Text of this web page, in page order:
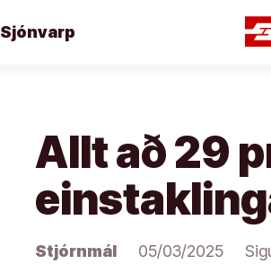
Sjónvarp
Allt að 29
Stjórnmál 05/03/2025